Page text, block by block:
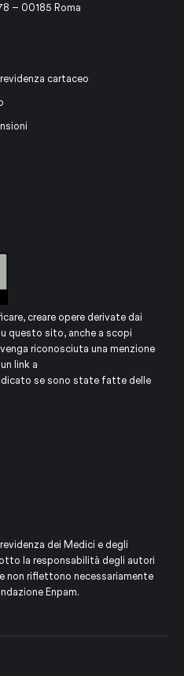
– 00185 Roma
cartaceo
creare opere derivate dai
questo sito, anche a scopi
riconosciuta una menzione
link a
se sono state fatte delle
dei Medici e degli
la responsabilità degli autori
non riflettono necessariamente
Enpam.